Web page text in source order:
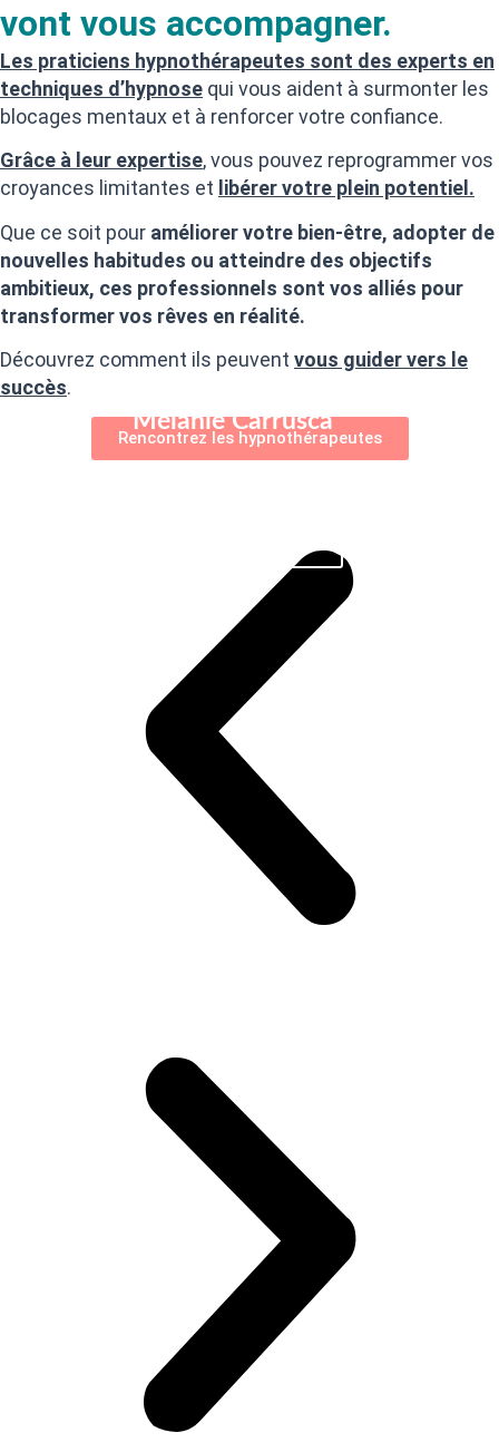
vont vous accompagner.
Les praticiens hypnothérapeutes sont des experts en
techniques d’hypnose qui vous aident à surmonter les
blocages mentaux et à renforcer votre confiance.
Grâce à leur expertise, vous pouvez reprogrammer vos
croyances limitantes et libérer votre plein potentiel.
Que ce soit pour améliorer votre bien-être, adopter de
nouvelles habitudes ou atteindre des objectifs
ambitieux, ces professionnels sont vos alliés pour
transformer vos rêves en réalité.
Découvrez comment ils peuvent vous guider vers le
succès.
Rencontrez les hypnothérapeutes
Mélanie Carrusca